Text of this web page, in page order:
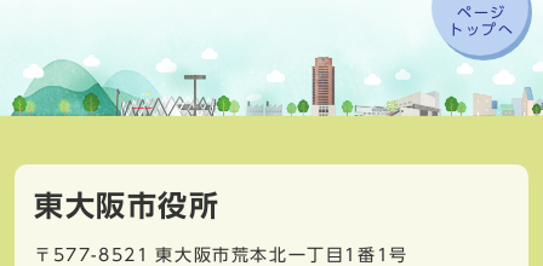
ページ
トップへ
東大阪市役所
〒577-8521
東大阪市荒本北一丁目1番1号